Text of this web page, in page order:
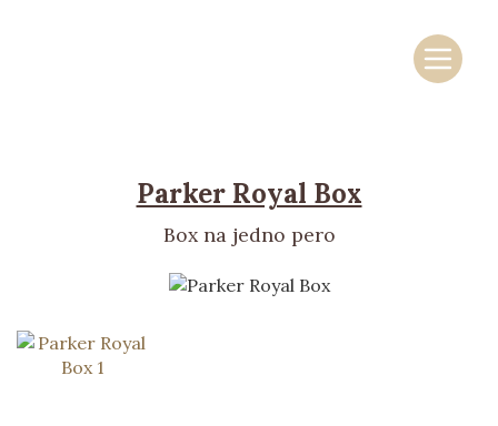
Parker Royal Box
Box na jedno pero